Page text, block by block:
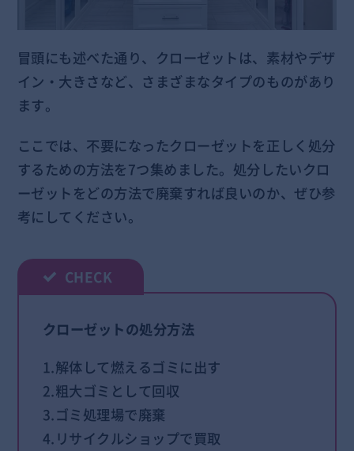
冒頭にも述べた通り、クローゼットは、素材やデザ
イン・大きさなど、さまざまなタイプのものがあり
ます。
ここでは、不要になったクローゼットを正しく処分
するための方法を7つ集めました。処分したいクロ
ーゼットをどの方法で廃棄すれば良いのか、ぜひ参
考にしてください。
クローゼットの処分方法
1.解体して燃えるゴミに出す
2.粗大ゴミとして回収
3.ゴミ処理場で廃棄
4.リサイクルショップで買取